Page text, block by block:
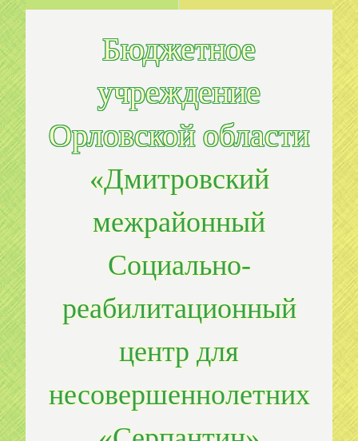
Бюджетное
учреждение
Орловской области
«Дмитровский
межрайонный
Социально-
реабилитационный
центр для
несовершеннолетних